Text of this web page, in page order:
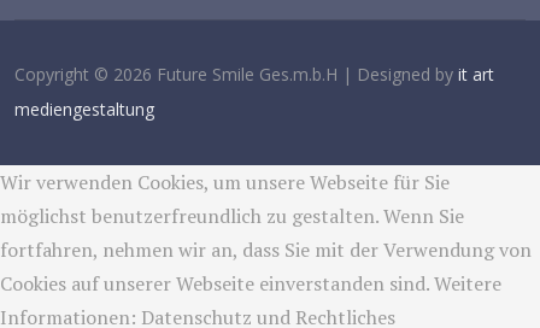
Copyright © 2026 Future Smile Ges.m.b.H | Designed by it art
mediengestaltung
Wir verwenden Cookies, um unsere Webseite für Sie
möglichst benutzerfreundlich zu gestalten. Wenn Sie
fortfahren, nehmen wir an, dass Sie mit der Verwendung von
Cookies auf unserer Webseite einverstanden sind. Weitere
Informationen: Datenschutz und Rechtliches